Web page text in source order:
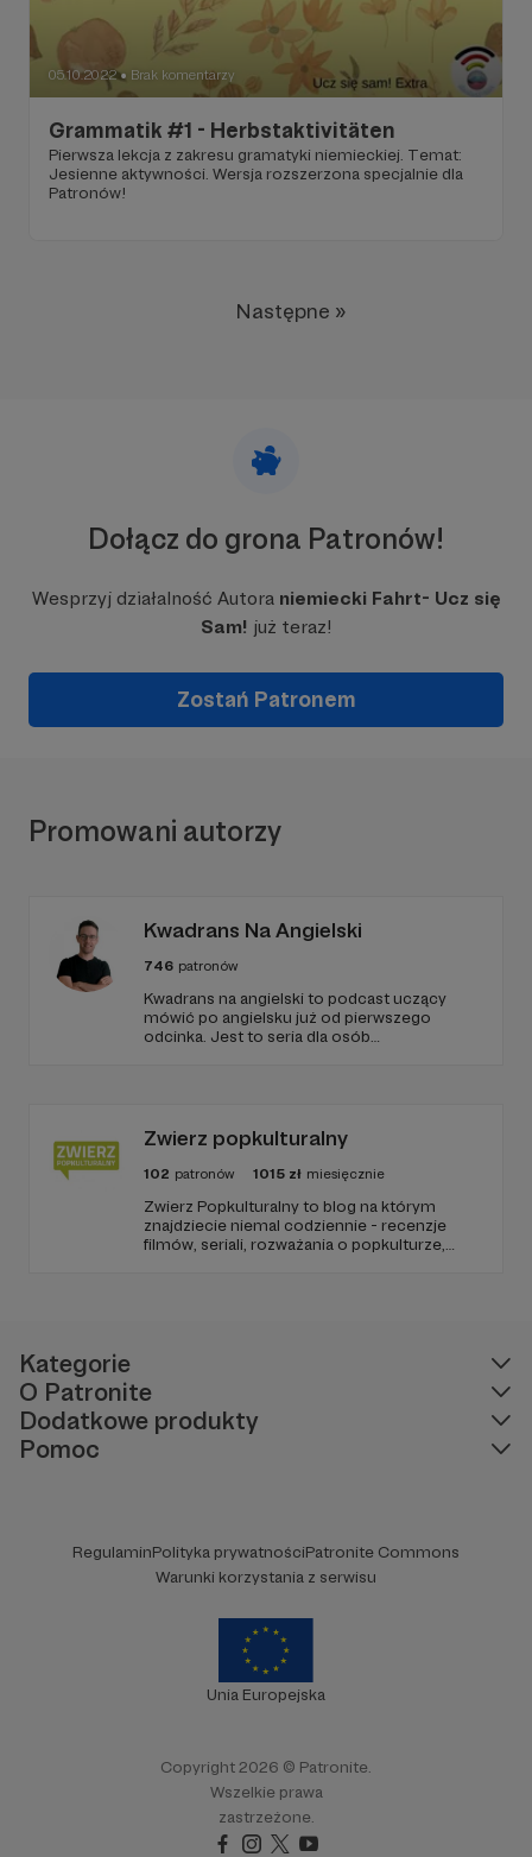
05.10.2022 ● Brak komentarzy
Grammatik #1 - Herbstaktivitäten
Pierwsza lekcja z zakresu gramatyki niemieckiej. Temat:
Jesienne aktywności. Wersja rozszerzona specjalnie dla
Patronów!
Następne »
Dołącz do grona Patronów!
Wesprzyj działalność Autora niemiecki Fahrt- Ucz się
Sam! już teraz!
Zostań Patronem
Promowani autorzy
Kwadrans Na Angielski
746 patronów
Kwadrans na angielski to podcast uczący
mówić po angielsku już od pierwszego
odcinka. Jest to seria dla osób
nowego odcinka co czwartek.
Zwierz popkulturalny
102 patronów 1015 zł miesięcznie
Zwierz Popkulturalny to blog na którym
znajdziecie niemal codziennie - recenzje
filmów, seriali, rozważania o popkulturze,
Kategorie
O Patronite
Dodatkowe produkty
Pomoc
RegulaminPolityka prywatnościPatronite Commons
Warunki korzystania z serwisu
Unia Europejska
Copyright 2026 © Patronite.
Wszelkie prawa
zastrzeżone.